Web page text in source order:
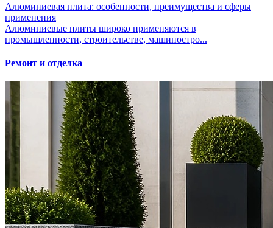
Алюминиевая плита: особенности, преимущества и сферы
применения
Алюминиевые плиты широко применяются в
промышленности, строительстве, машиностро...
Ремонт и отделка